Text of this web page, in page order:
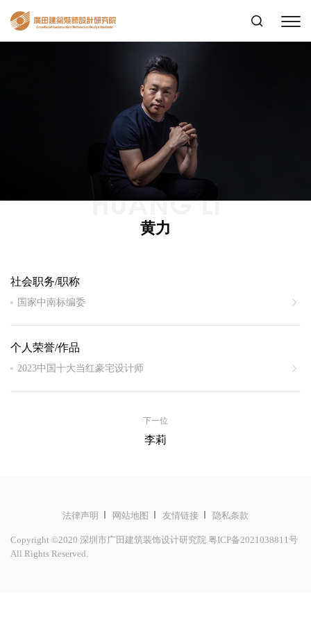
HUANG LI
黄力
社会职务/职称
国家中南标编委
深圳市室内设计师协会理事
中山大学艺术学院客座讲师
上海国际设计周--艺术指导
个人荣誉/作品
2023中国十大当红豪宅设计师
2022上海设计周别墅类设计大奖
2021住宅空间年度影响力设计师
2017当代十大生态别墅设计师
2016星河IDS年度大奖
2015艾特奖国际空间别墅类IdeaTops设计奖
下一位
李莉
法律声明 网站地图 友情链接 隐私条款
Copyright ©2020 深圳市广田建筑装饰设计研究院 粤ICP备2021038811号
All Rights Reserved.